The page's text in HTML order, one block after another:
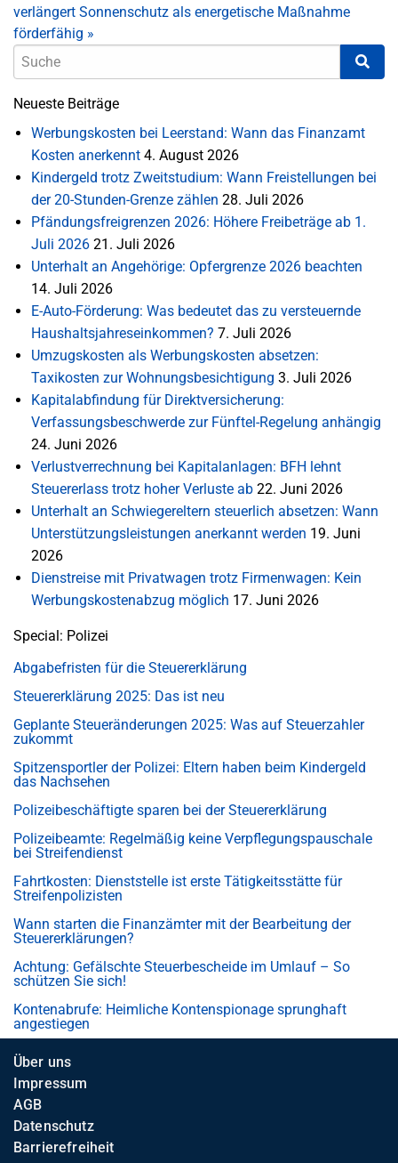
verlängert Sonnenschutz als energetische Maßnahme
förderfähig »
Neueste Beiträge
Werbungskosten bei Leerstand: Wann das Finanzamt
Kosten anerkennt 4. August 2026
Kindergeld trotz Zweitstudium: Wann Freistellungen bei
der 20-Stunden-Grenze zählen 28. Juli 2026
Pfändungsfreigrenzen 2026: Höhere Freibeträge ab 1.
Juli 2026 21. Juli 2026
Unterhalt an Angehörige: Opfergrenze 2026 beachten
14. Juli 2026
E-Auto-Förderung: Was bedeutet das zu versteuernde
Haushaltsjahreseinkommen? 7. Juli 2026
Umzugskosten als Werbungskosten absetzen:
Taxikosten zur Wohnungsbesichtigung 3. Juli 2026
Kapitalabfindung für Direktversicherung:
Verfassungsbeschwerde zur Fünftel-Regelung anhängig
24. Juni 2026
Verlustverrechnung bei Kapitalanlagen: BFH lehnt
Steuererlass trotz hoher Verluste ab 22. Juni 2026
Unterhalt an Schwiegereltern steuerlich absetzen: Wann
Unterstützungsleistungen anerkannt werden 19. Juni
2026
Dienstreise mit Privatwagen trotz Firmenwagen: Kein
Werbungskostenabzug möglich 17. Juni 2026
Special: Polizei
Abgabefristen für die Steuererklärung
Steuererklärung 2025: Das ist neu
Geplante Steueränderungen 2025: Was auf Steuerzahler
zukommt
Spitzensportler der Polizei: Eltern haben beim Kindergeld
das Nachsehen
Polizeibeschäftigte sparen bei der Steuererklärung
Polizeibeamte: Regelmäßig keine Verpflegungspauschale
bei Streifendienst
Fahrtkosten: Dienststelle ist erste Tätigkeitsstätte für
Streifenpolizisten
Wann starten die Finanzämter mit der Bearbeitung der
Steuererklärungen?
Achtung: Gefälschte Steuerbescheide im Umlauf – So
schützen Sie sich!
Kontenabrufe: Heimliche Kontenspionage sprunghaft
angestiegen
Über uns
Impressum
AGB
Datenschutz
Barrierefreiheit